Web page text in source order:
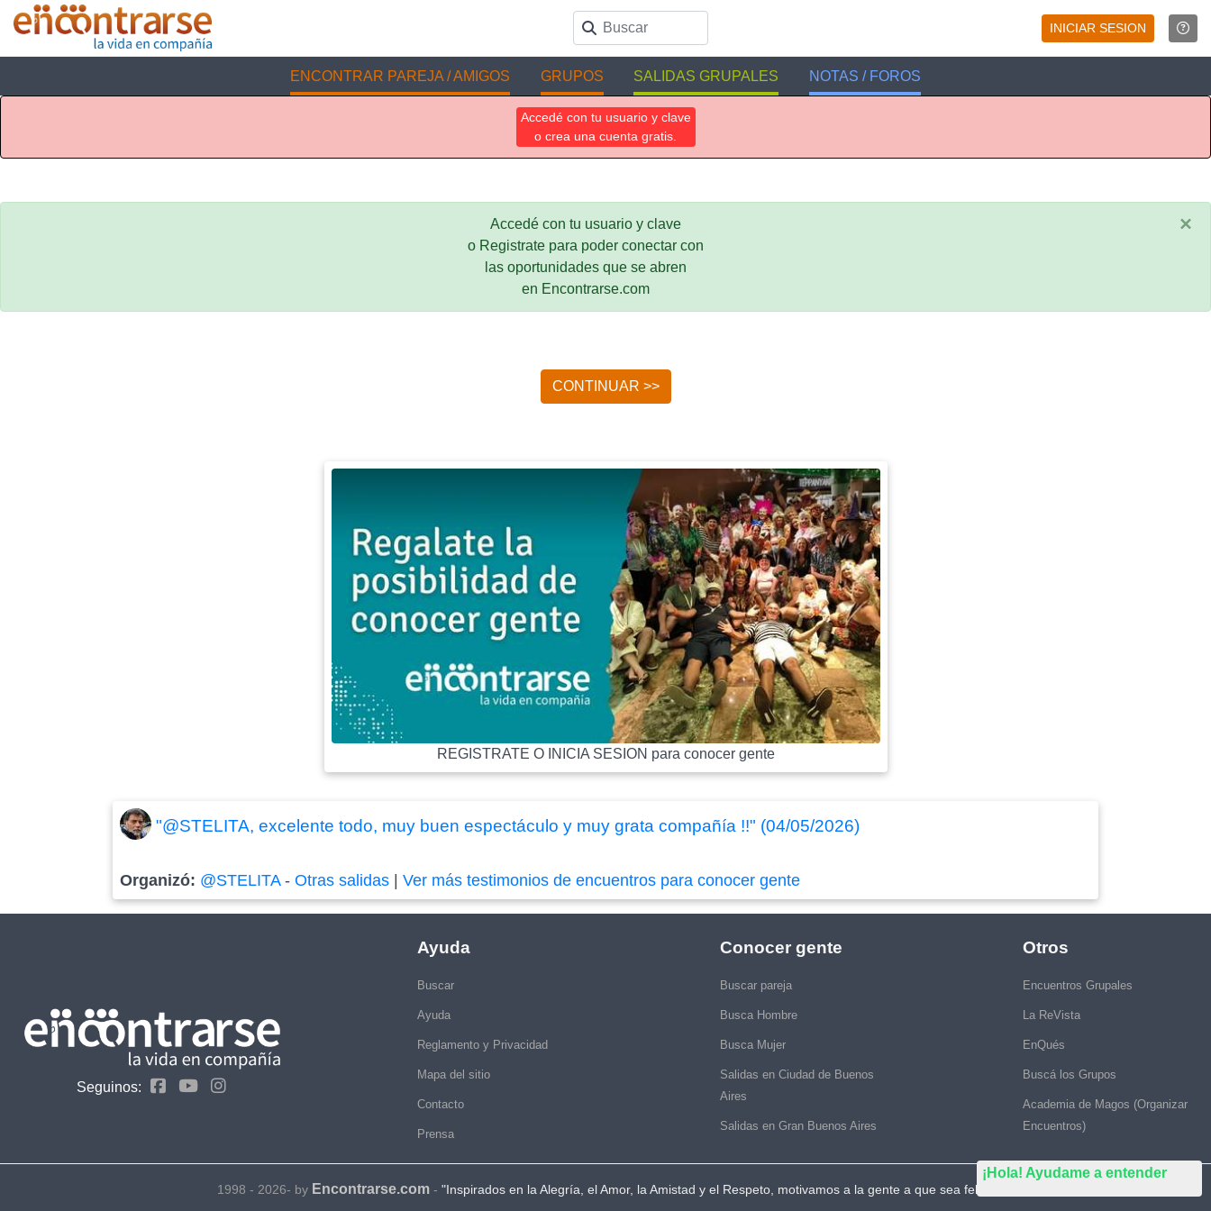
INICIAR SESION
ENCONTRAR PAREJA / AMIGOS GRUPOS SALIDAS GRUPALES NOTAS / FOROS
¡Hola! Ayudame a entender
Accedé con tu usuario y clave
o crea una cuenta gratis.
Accedé con tu usuario y clave
o Registrate para poder conectar con
las oportunidades que se abren
en Encontrarse.com
×
CONTINUAR >>
REGISTRATE O INICIA SESION para conocer gente
"@STELITA, excelente todo, muy buen espectáculo y muy grata compañía !!" (04/05/2026)
Organizó: @STELITA-Otras salidas |Ver más testimonios de encuentros para conocer gente
Seguinos:
Ayuda
Buscar
Ayuda
Reglamento y Privacidad
Mapa del sitio
Contacto
Prensa
Conocer gente
Buscar pareja
Busca Hombre
Busca Mujer
Salidas en Ciudad de Buenos
Aires
Salidas en Gran Buenos Aires
Otros
Encuentros Grupales
La ReVista
EnQués
Buscá los Grupos
Academia de Magos (Organizar
Encuentros)
1998 - 2026- by Encontrarse.com- "Inspirados en la Alegría, el Amor, la Amistad y el Respeto, motivamos a la gente a que sea feliz."